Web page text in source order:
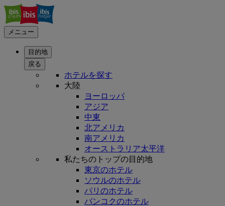
メニュー
目的地
戻る
ホテルを探す
大陸
ヨーロッパ
アジア
中東
北アメリカ
南アメリカ
オーストラリア太平洋
私たちのトップの目的地
東京のホテル
ソウルのホテル
パリのホテル
バンコクのホテル